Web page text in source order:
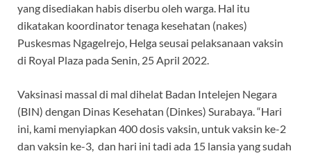
yang disediakan habis diserbu oleh warga. Hal itu
dikatakan koordinator tenaga kesehatan (nakes)
Puskesmas Ngagelrejo, Helga seusai pelaksanaan vaksin
di Royal Plaza pada Senin, 25 April 2022.
Vaksinasi massal di mal dihelat Badan Intelejen Negara
(BIN) dengan Dinas Kesehatan (Dinkes) Surabaya. “Hari
ini, kami menyiapkan 400 dosis vaksin, untuk vaksin ke-2
dan vaksin ke-3, dan hari ini tadi ada 15 lansia yang sudah